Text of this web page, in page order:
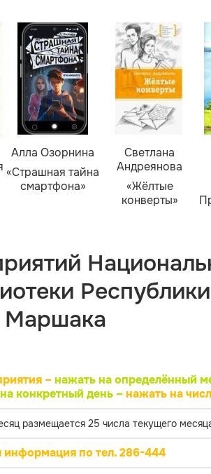
Алла Озорнина
«Страшная тайна
смартфона»
Светлана
Андреянова
«Жёлтые
конверты»
Республики
Маршака
– нажать на определённый
конкретный день –нажать на
размещается 25 числа текущего
информация по тел. 286-444